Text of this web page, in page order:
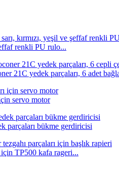
renkli PU rulo...
21C yedek parçaları, 6 adet
servo motor
parçaları bükme gerdiricisi
için TP500 kafa rageri...